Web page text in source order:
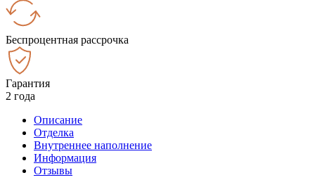
Беспроцентная рассрочка
Гарантия
2 года
Описание
Отделка
Внутреннее наполнение
Информация
Отзывы